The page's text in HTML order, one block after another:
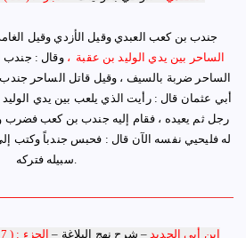
جندب بن كعب العبدي وقيل الأزدي وقيل
الساحر بين يدي الوليد بن عقبة ،وقال : جندب
الساحر ضربة بالسيف ، وقيل قاتل الساحر
أبي عثمان قال : رأيت الذي يلعب بين يدي
رجل ثم يعيده ، فقام إليه جندب بن كعب فضرب
له فليحيي نفسه الآن قال : فحبس جندباً وكتب
سبيله فتركه
إبن أبي الحديد– شرح نهج البلاغة – الجزء : ( 17 )